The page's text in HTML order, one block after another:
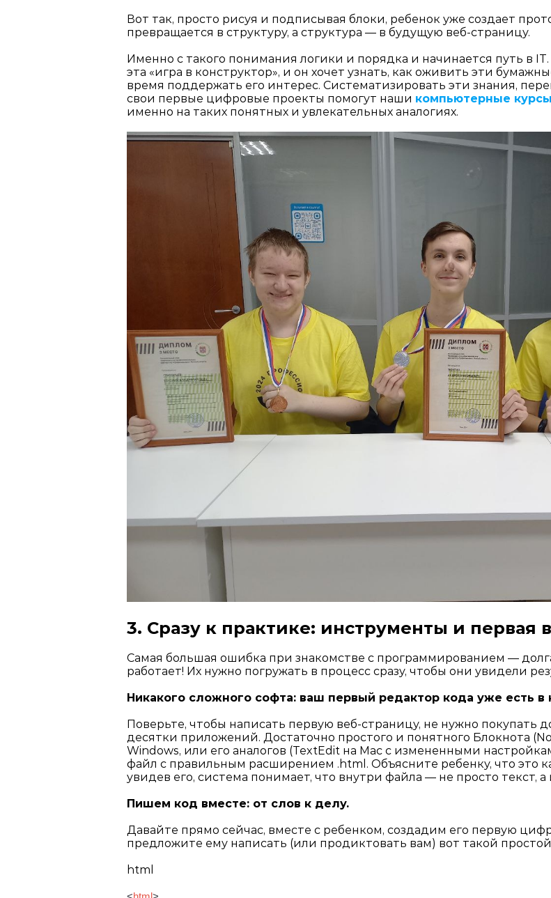
Вот так, просто рисуя и подписывая блоки, ребенок уже создает
превращается в структуру, а структура — в будущую веб-страницу.
Именно с такого понимания логики и порядка и начинается путь в
эта «игра в конструктор», и он хочет узнать, как оживить эти
время поддержать его интерес. Систематизировать эти знания,
свои первые цифровые проекты помогут наши компьютерные
именно на таких понятных и увлекательных аналогиях.
3. Сразу к практике: инструменты и первая
Самая большая ошибка при знакомстве с программированием —
работает! Их нужно погружать в процесс сразу, чтобы они увидели
Никакого сложного софта: ваш первый редактор кода уже есть в
Поверьте, чтобы написать первую веб-страницу, не нужно покупать
десятки приложений. Достаточно простого и понятного Блокнота
Windows, или его аналогов (TextEdit на Mac с измененными
файл с правильным расширением .html . Объясните ребенку, что это
увидев его, система понимает, что внутри файла — не просто текст,
Пишем код вместе: от слов к делу.
Давайте прямо сейчас, вместе с ребенком, создадим его первую
предложите ему написать (или продиктовать вам) вот такой
html